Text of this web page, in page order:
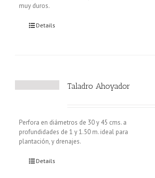
muy duros.
Details
Taladro Ahoyador
Perfora en diámetros de 30 y 45 cms. a
profundidades de 1 y 1.50 m. ideal para
plantación, y drenajes.
Details